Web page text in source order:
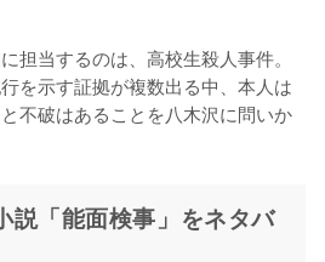
担当するのは、高校生殺人事件。
を示す証拠が複数出る中、本人は
不破はあることを八木沢に問いか
説「能面検事」をネタバ